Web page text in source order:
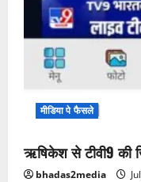
मीडिया पे फैसले
ऋषिकेश से टीवी9 की
bhadas2media